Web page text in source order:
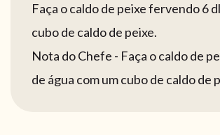
Faça o caldo de peixe fervendo 6
cubo de caldo de peixe.
Nota do Chefe - Faça o caldo de
de água com um cubo de caldo de